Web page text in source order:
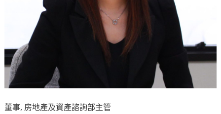
董事, 房地產及資產諮詢部主管